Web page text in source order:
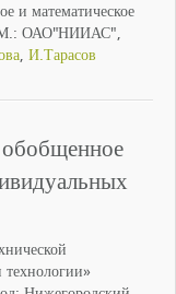
и математическое
М.: ОАО"НИИАС",
, И.Тарасов